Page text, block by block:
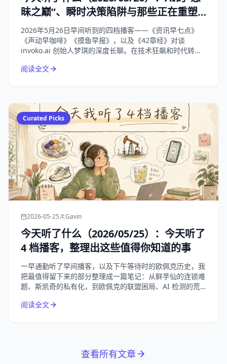
昧之巅”、瞬时决策陷阱与那些正在重塑
我们生活的商业变局
2026年5月26日早间听到的四档播客——《资讯早七点》
《声动早咖啡》《摸鱼早报》，以及《42章经》对谈
invoko.ai 创始人梦琪的深度长聊。在技术狂飙和时代转折
阅读全文
Curated Picks
2026-05-25 Gavin
今天听了什么（2026/05/25）：今天听了
4 档播客，整理出这些值得你知道的事
一早通勤听了早间播客，以及下午等待时的欧佩克历史，我
把最值得留下来的部分整理成一篇笔记：从鲜芋仙的连锁难
题、斯凯奇的私有化，到欧佩克的联盟困局、AI 检测的荒
阅读全文
查看所有文章